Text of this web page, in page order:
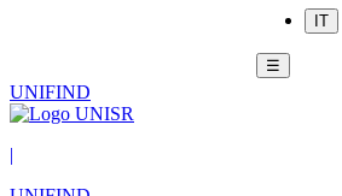
IT
☰
UNIFIND
|